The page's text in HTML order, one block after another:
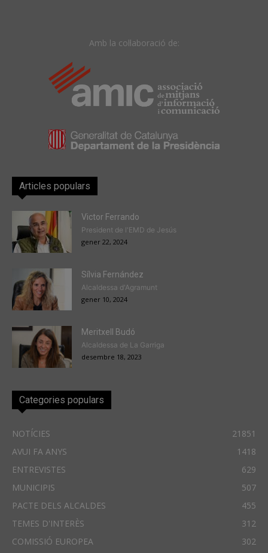
Amb la col·laboració de:
Articles populars
Victor Ferrando
President de l'EMD de Jesús
gener 22, 2024
Sílvia Fernández
Alcaldessa d'Agramunt
gener 10, 2024
Meritxell Budó
Alcaldessa de La Garriga
desembre 18, 2023
Categories populars
NOTÍCIES
21851
AVUI FA ANYS
1418
ENTREVISTES
629
MUNICIPIS
507
PACTE DELS ALCALDES
455
TEMES D'INTERÈS
312
COMISSIÓ EUROPEA
302